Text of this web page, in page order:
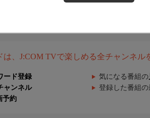
は、J:COM TVで楽しめる全チャンネル
ード登録 気になる番組の
ャンネル 登録した番組
予約